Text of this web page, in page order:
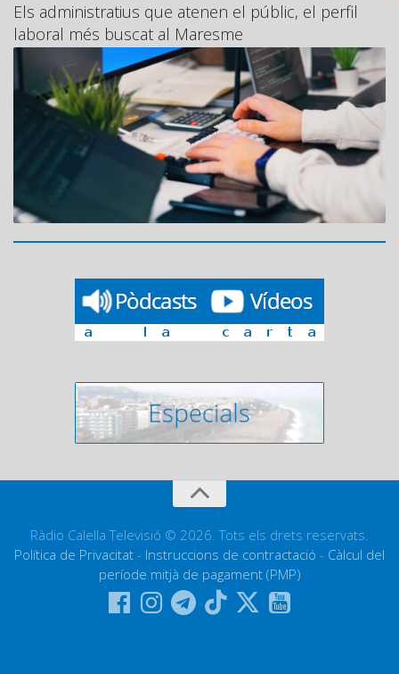
Els administratius que atenen el públic, el perfil
laboral més buscat al Maresme
Ràdio Calella Televisió © 2026. Tots els drets reservats.
Política de Privacitat - Instruccions de contractació - Càlcul del
període mitjà de pagament (PMP)